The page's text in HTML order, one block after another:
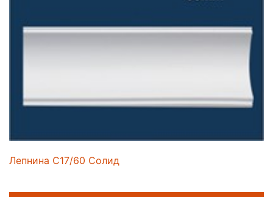
Лепнина C17/60 Солид